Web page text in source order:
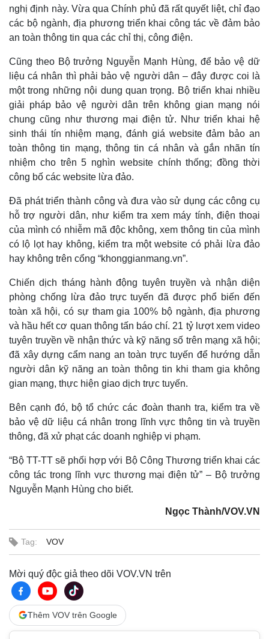
Kinh tế
Bất động sản
Khởi nghiệp
Thị trường
Giá vàng
Chứng khoán
Giá cà phê
nghị định này. Vừa qua Chính phủ đã rất quyết liệt, chỉ đạo
các bộ ngành, địa phương triển khai công tác về đảm bảo
an toàn thông tin qua các chỉ thị, công điện.
Cũng theo Bộ trưởng Nguyễn Mạnh Hùng, để bảo vệ dữ
liệu cá nhân thì phải bảo vệ người dân – đây được coi là
một trong những nội dung quan trọng. Bộ triển khai nhiều
giải pháp bảo vệ người dân trên không gian mạng nói
chung cũng như thương mại điện tử. Như triển khai hệ
sinh thái tín nhiệm mạng, đánh giá website đảm bảo an
toàn thông tin mạng, thông tin cá nhân và gắn nhãn tín
nhiệm cho trên 5 nghìn website chính thống; đồng thời
công bố các website lừa đảo.
Đã phát triển thành công và đưa vào sử dụng các công cụ
hỗ trợ người dân, như kiểm tra xem máy tính, điện thoại
của mình có nhiễm mã độc không, xem thông tin của mình
có lộ lọt hay không, kiểm tra một website có phải lừa đảo
hay không trên cổng “khonggianmang.vn”.
Chiến dịch tháng hành động tuyên truyền và nhận diện
phòng chống lừa đảo trực tuyến đã được phổ biến đến
toàn xã hội, có sự tham gia 100% bộ ngành, địa phương
và hầu hết cơ quan thông tấn báo chí. 21 tỷ lượt xem video
tuyên truyền về nhận thức và kỹ năng số trên mạng xã hội;
đã xây dựng cẩm nang an toàn trực tuyến để hướng dẫn
người dân kỹ năng an toàn thông tin khi tham gia không
gian mạng, thực hiện giao dịch trực tuyến.
Bên cạnh đó, bộ tổ chức các đoàn thanh tra, kiểm tra về
bảo vệ dữ liệu cá nhân trong lĩnh vực thông tin và truyền
thông, đã xử phạt các doanh nghiệp vi phạm.
“Bộ TT-TT sẽ phối hợp với Bộ Công Thương triển khai các
công tác trong lĩnh vực thương mại điện tử” – Bộ trưởng
Nguyễn Mạnh Hùng cho biết.
Ngọc Thành/VOV.VN
Tag: VOV
Mời quý độc giả theo dõi VOV.VN trên
Thêm VOV trên Google